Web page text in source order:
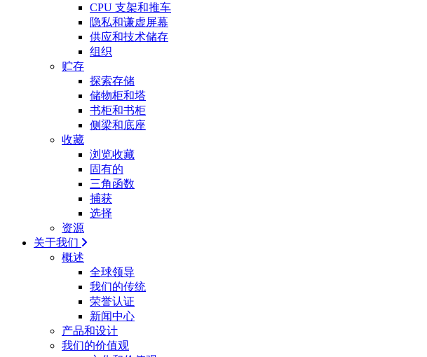
CPU 支架和推车
隐私和谦虚屏幕
供应和技术储存
组织
贮存
探索存储
储物柜和塔
书柜和书柜
侧梁和底座
收藏
浏览收藏
固有的
三角函数
捕获
选择
资源
关于我们
概述
全球领导
我们的传统
荣誉认证
新闻中心
产品和设计
我们的价值观